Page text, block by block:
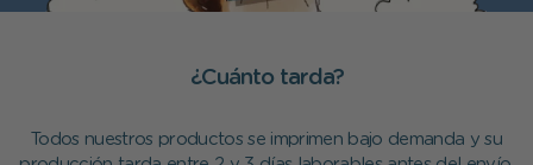
¿Cuánto tarda?
Todos nuestros productos se imprimen bajo demanda y su